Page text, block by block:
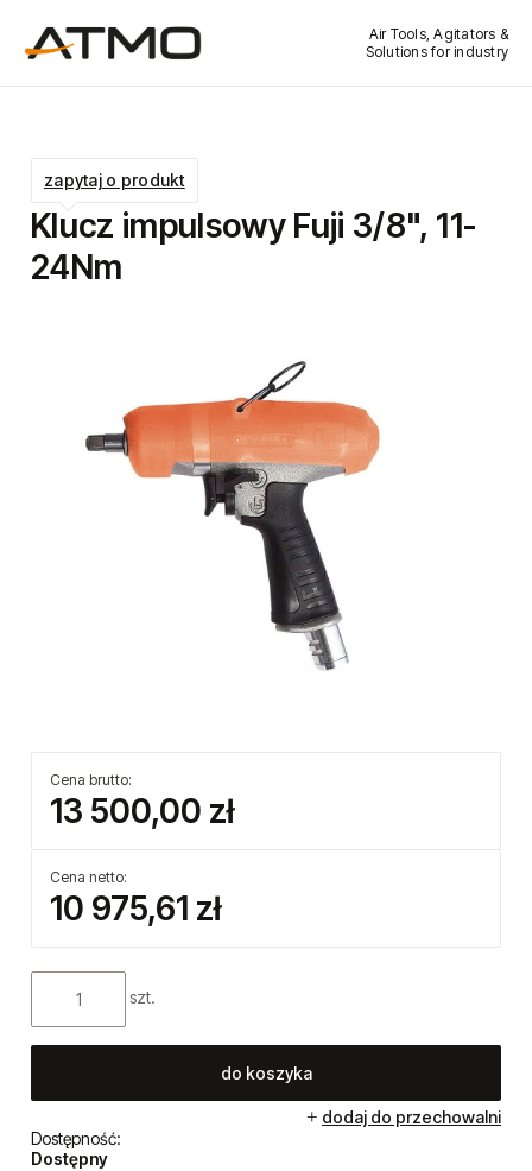
Air Tools, Agitators &
Solutions for industry
Klucz impulsowy Fuji 3/8", 11-
24Nm
Cena brutto:
13 500,00 zł
Cena netto:
10 975,61 zł
szt.
do koszyka
dodaj do przechowalni
Dostępność:
Dostępny
zapytaj o produkt